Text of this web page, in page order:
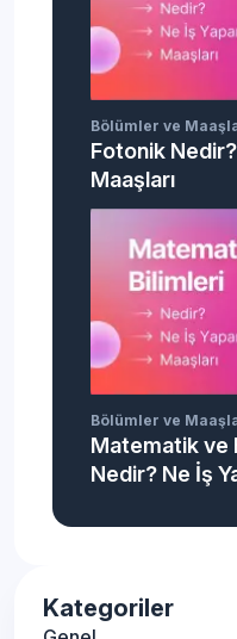
Bölümler ve
Fotonik
Maaşları
Bölümler ve
Matematik ve
Nedir? Ne İş
Kategoriler